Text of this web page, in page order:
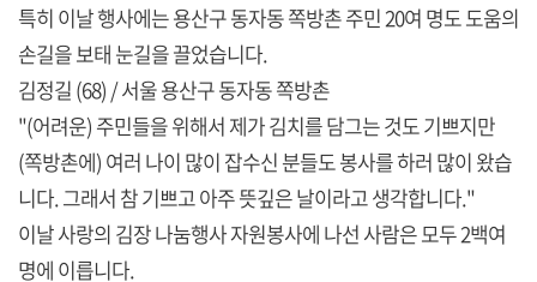
특히 이날 행사에는 용산구 동자동 쪽방촌 주민 20여 명도 도움의
손길을 보태 눈길을 끌었습니다.
김정길 (68) / 서울 용산구 동자동 쪽방촌
"(어려운) 주민들을 위해서 제가 김치를 담그는 것도 기쁘지만
(쪽방촌에) 여러 나이 많이 잡수신 분들도 봉사를 하러 많이 왔습
니다. 그래서 참 기쁘고 아주 뜻깊은 날이라고 생각합니다."
이날 사랑의 김장 나눔행사 자원봉사에 나선 사람은 모두 2백여
명에 이릅니다.